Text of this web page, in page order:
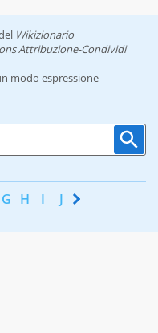
Wikizionario
Attribuzione-Condividi
modo espressione
G H I J K